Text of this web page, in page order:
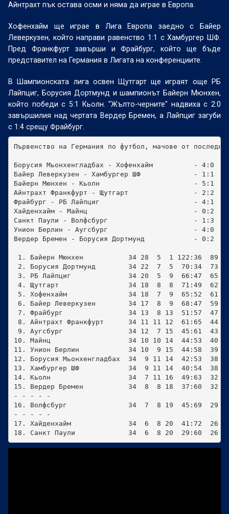
Айнтрахт пък остава осми и няма да играе в Европа.
Хофенхайм ще играе в Лига Европа заедно с Байер
Леверкузен, който направи равенство 1:1 с Хамбургер ШФ.
Пред Франкфурт завърши и Фрайбург, който ще бъде
представител на Германия в Лигата на конференциите.
В Шампионската лига освен Щутгарт ще играят още РБ
Лайпциг, Борусия Дортмунд и шампионът Байерн Мюнхен,
който победи с 5:1 Кьолн. "Жълто-черните" надвиха с 2:0
завършилия над чертата Вердер Бремен, а Лайпциг загуби
с 1:4 срещу Фрайбург.
Първенство на Германия по футбол, мачове от
Борусия Мьонхенгладбах - Хофенхайм          - 4:0
Байер Леверкузен - Хамбургер ШФ             - 1:1
Байерн Мюнхен - Кьолн                       - 5:1
Айнтрахт Франкфурт - Щутгарт                - 2:2
Фрайбург - РБ Лайпциг                       - 4:1
Хайденхайм - Майнц                          - 0:2
Санкт Паули - Волфсбург                     - 1:3
Унион Берлин - Аугсбург                     - 4:0
Вердер Бремен - Борусия Дортмунд            - 0:2
1. Байерн Мюнхен           34 28  5  1 122:36  89 -
2. Борусия Дортмунд        34 22  7  5  70:34  73 -
3. РБ Лайпциг              34 20  5  9  66:47  65 -
4. Щутгарт                 34 18  8  8  71:49  62 -
5. Хофенхайм               34 18  7  9  65:52
6. Байер Леверкузен        34 17  8  9  68:47  59 -
7. Фрайбург                34 13  8 13  51:57  47 -
8. Айнтрахт Франкфурт      34 11 11 12  61:65
9. Аугсбург                34 12  7 15  45:61
10. Майнц                   34 10 10 14  44:53
11. Унион Берлин            34 10  9 15  44:58
12. Борусия Мьонхенгладбах  34  9 11 14  42:53
13. Хамбургер ШФ            34  9 11 14  40:54
14. Кьолн                   34  7 11 16  49:63
15. Вердер Бремен           34  8  8 18  37:60
- - - - -
16. Волфсбург               34  7  8 19  45:69  29 -
- - - - -
17. Хайденхайм              34  6  8 20  41:72  26 -
18. Санкт Паули             34  6  8 20  29:60  26 -